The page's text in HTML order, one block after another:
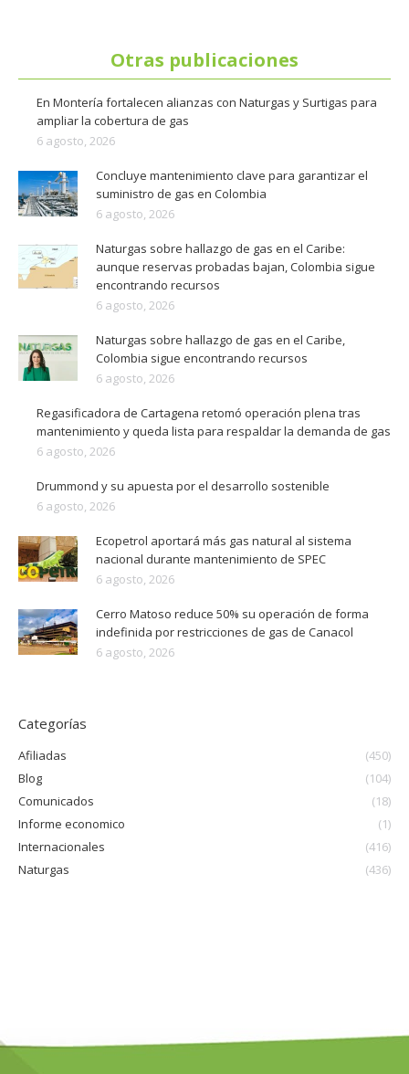
Otras publicaciones
En Montería fortalecen alianzas con Naturgas y Surtigas para
ampliar la cobertura de gas
6 agosto, 2026
Concluye mantenimiento clave para garantizar el
suministro de gas en Colombia
6 agosto, 2026
Naturgas sobre hallazgo de gas en el Caribe:
aunque reservas probadas bajan, Colombia sigue
encontrando recursos
6 agosto, 2026
Naturgas sobre hallazgo de gas en el Caribe,
Colombia sigue encontrando recursos
6 agosto, 2026
Regasificadora de Cartagena retomó operación plena tras
mantenimiento y queda lista para respaldar la demanda de gas
6 agosto, 2026
Drummond y su apuesta por el desarrollo sostenible
6 agosto, 2026
Ecopetrol aportará más gas natural al sistema
nacional durante mantenimiento de SPEC
6 agosto, 2026
Cerro Matoso reduce 50% su operación de forma
indefinida por restricciones de gas de Canacol
6 agosto, 2026
Categorías
Afiliadas
(450)
Blog
(104)
Comunicados
(18)
Informe economico
(1)
Internacionales
(416)
Naturgas
(436)